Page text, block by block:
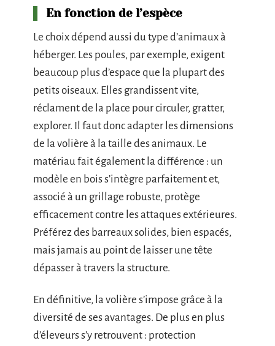
En fonction de l’espèce
Le choix dépend aussi du type d’animaux à
héberger. Les poules, par exemple, exigent
beaucoup plus d’espace que la plupart des
petits oiseaux. Elles grandissent vite,
réclament de la place pour circuler, gratter,
explorer. Il faut donc adapter les dimensions
de la volière à la taille des animaux. Le
matériau fait également la différence : un
modèle en bois s’intègre parfaitement et,
associé à un grillage robuste, protège
efficacement contre les attaques extérieures.
Préférez des barreaux solides, bien espacés,
mais jamais au point de laisser une tête
dépasser à travers la structure.
En définitive, la volière s’impose grâce à la
diversité de ses avantages. De plus en plus
d’éleveurs s’y retrouvent : protection